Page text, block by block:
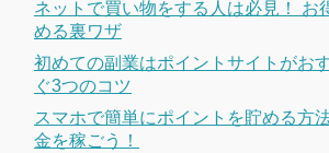
ネットで買い物をする人は必見！ お
める裏ワザ
初めての副業はポイントサイトがお
ぐ3つのコツ
スマホで簡単にポイントを貯める方
金を稼ごう！